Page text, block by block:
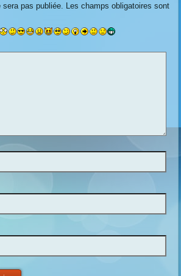
pas publiée.
Les champs obligatoires sont